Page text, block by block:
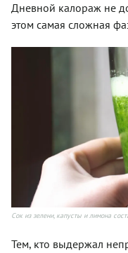
Дневной калораж не
этом самая сложная
Сок из зелени, капусты и лимона
Тем, кто выдержал